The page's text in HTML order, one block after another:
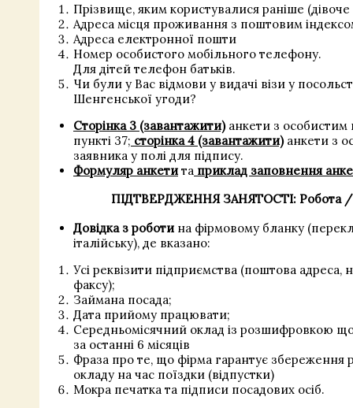
Прізвище, яким користувалися раніше
Адреса місця проживання з поштовим
Адреса електронної пошти
Номер особистого мобільного телефону.
Для дітей телефон батьків.
Чи були у Вас відмови у видачі візи у
Шенгенської угоди?
Сторінка 3 (завантажити)анкети з особистим
пункті 37; сторінка 4 (завантажити)анкети з
заявника у полі для підпису.
Формуляр анкети та приклад заповнення
ПІДТВЕРДЖЕННЯ ЗАНЯТОСТІ: Робота /
Довідка з роботи на фірмовому бланку
італійську), де вказано:
Усі реквізити підприємства (поштова адреса,
факсу);
Займана посада;
Дата прийому працювати;
Середньомісячний оклад із розшифровкою
за останні 6 місяців
Фраза про те, що фірма гарантує збереження
окладу на час поїздки (відпустки)
Мокра печатка та підписи посадових осіб.